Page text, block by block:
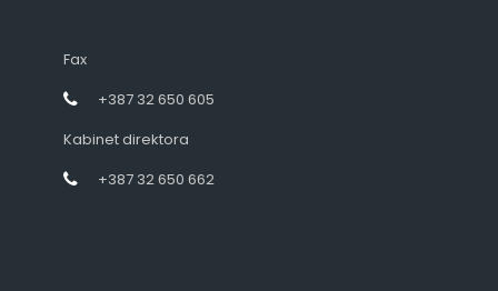
Fax
+387 32 650 605
Kabinet direktora
+387 32 650 662